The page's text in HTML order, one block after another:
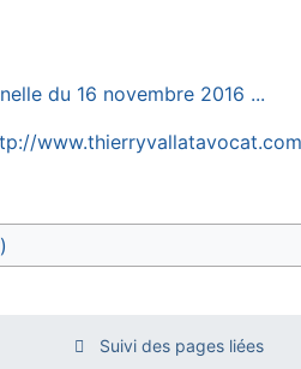
du 16 novembre 2016 ...
Suivi des pages liées